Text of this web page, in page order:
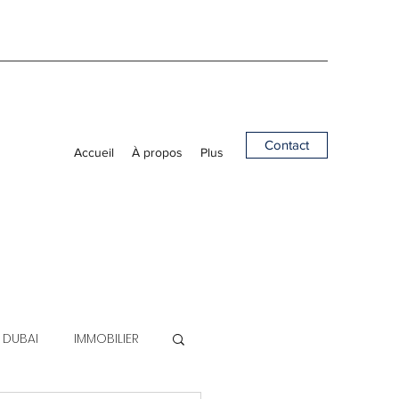
Accueil À propos Plus Contact
IMMOBILIER